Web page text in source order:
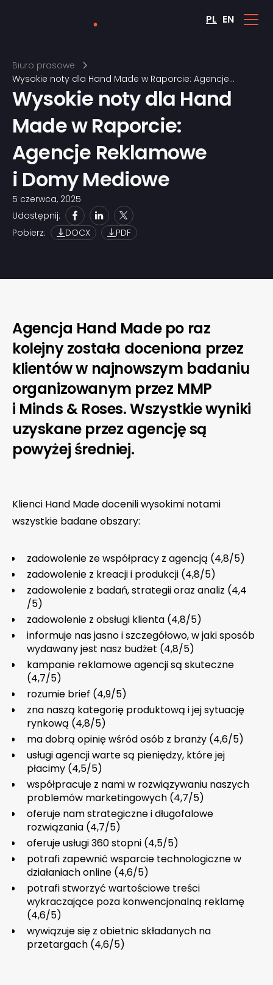
PL EN
Biuro prasowe
Wysokie noty dla Hand Made w Raporcie: Agencje
Reklamowe i Domy Mediowe
Wysokie noty dla Hand
Made w Raporcie:
Agencje Reklamowe
i Domy Mediowe
5 czerwca, 2025
Udostępnij:
Pobierz:
DOCX PDF
Agencja Hand Made po raz
kolejny została doceniona przez
klientów w najnowszym badaniu
organizowanym przez MMP
i Minds & Roses. Wszystkie wyniki
uzyskane przez agencję są
powyżej średniej.
Klienci Hand Made docenili wysokimi notami
wszystkie badane obszary:
zadowolenie ze współpracy z agencją (4,8/5)
zadowolenie z kreacji i produkcji (4,8/5)
zadowolenie z badań, strategii oraz analiz (4,4
/5)
zadowolenie z obsługi klienta (4,8/5)
informuje nas jasno i szczegółowo, w jaki sposób
wydawany jest nasz budżet (4,8/5)
kampanie reklamowe agencji są skuteczne
(4,7/5)
rozumie brief (4,9/5)
zna naszą kategorię produktową i jej sytuację
rynkową (4,8/5)
ma dobrą opinię wśród osób z branży (4,6/5)
usługi agencji warte są pieniędzy, które jej
płacimy (4,5/5)
współpracuje z nami w rozwiązywaniu naszych
problemów marketingowych (4,7/5)
oferuje nam strategiczne i długofalowe
rozwiązania (4,7/5)
oferuje usługi 360 stopni (4,5/5)
potrafi zapewnić wsparcie technologiczne w
działaniach online (4,6/5)
potrafi stworzyć wartościowe treści
wykraczające poza konwencjonalną reklamę
(4,6/5)
wywiązuje się z obietnic składanych na
przetargach (4,6/5)